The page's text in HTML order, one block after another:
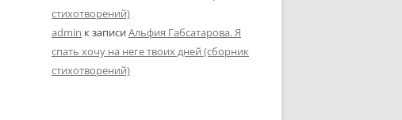
стихотворений)
admin к записиАльфия Габсатарова. Я
спать хочу на неге твоих дней (сборник
стихотворений)